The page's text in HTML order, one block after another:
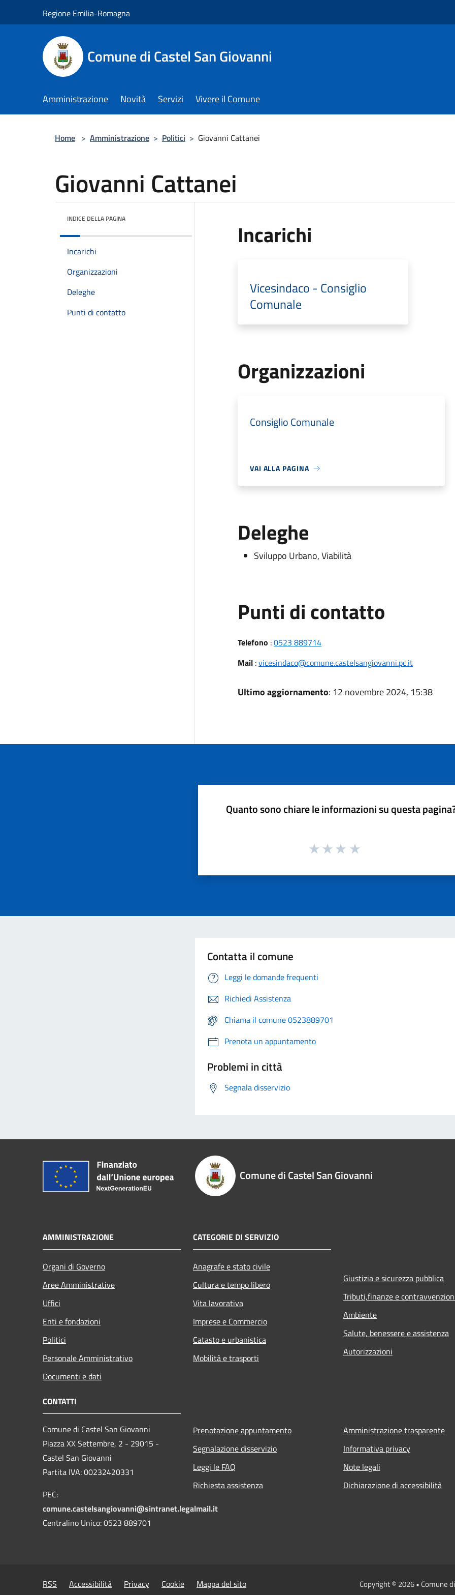
Regione Emilia-Romagna
Comune di Castel San Giovanni
Amministrazione Novità Servizi Vivere il Comune
Home > Amministrazione > Politici > Giovanni Cattanei
Giovanni Cattanei
INDICE DELLA PAGINA
Incarichi
Organizzazioni
Deleghe
Punti di contatto
Incarichi
Vicesindaco - Consiglio
Comunale
Organizzazioni
Consiglio Comunale
VAI ALLA PAGINA
Deleghe
Sviluppo Urbano, Viabilità
Punti di contatto
Telefono :0523 889714
Mail:vicesindaco@comune.castelsangiovanni.pc.it
Ultimo aggiornamento: 12 novembre 2024, 15:38
Quanto sono chiare le informazioni su questa
Contatta il comune
Leggi le domande frequenti
Richiedi Assistenza
Chiama il comune 0523889701
Prenota un appuntamento
Problemi in città
Segnala disservizio
Comune di Castel San Giovanni
AMMINISTRAZIONE
Organi di Governo
Aree Amministrative
Uffici
Enti e fondazioni
Politici
Personale Amministrativo
Documenti e dati
CATEGORIE DI SERVIZIO
Anagrafe e stato civile
Cultura e tempo libero
Vita lavorativa
Imprese e Commercio
Catasto e urbanistica
Mobilità e trasporti
Giustizia e sicurezza pubblica
Tributi,finanze e
Ambiente
Salute, benessere e assistenza
Autorizzazioni
CONTATTI
Comune di Castel San Giovanni
Piazza XX Settembre, 2 - 29015 -
Castel San Giovanni
Partita IVA: 00232420331
PEC:
comune.castelsangiovanni@sintranet.legalmail.it
Centralino Unico: 0523 889701
Prenotazione appuntamento
Segnalazione disservizio
Leggi le FAQ
Richiesta assistenza
Amministrazione trasparente
Informativa privacy
Note legali
Dichiarazione di accessibilità
RSS Accessibilità Privacy Cookie Mappa del sito Copyright © 2026 • Comune